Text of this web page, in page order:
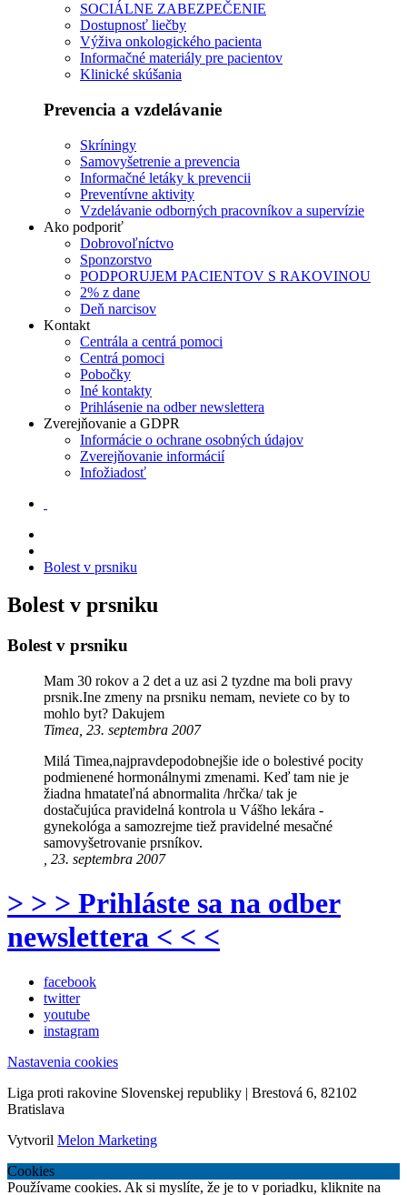
SOCIÁLNE ZABEZPEČENIE
Dostupnosť liečby
Výživa onkologického pacienta
Informačné materiály pre pacientov
Klinické skúšania
Prevencia a vzdelávanie
Skríningy
Samovyšetrenie a prevencia
Informačné letáky k prevencii
Preventívne aktivity
Vzdelávanie odborných pracovníkov a supervízie
Ako podporiť
Dobrovoľníctvo
Sponzorstvo
PODPORUJEM PACIENTOV S RAKOVINOU
2% z dane
Deň narcisov
Kontakt
Centrála a centrá pomoci
Centrá pomoci
Pobočky
Iné kontakty
Prihlásenie na odber newslettera
Zverejňovanie a GDPR
Informácie o ochrane osobných údajov
Zverejňovanie informácií
Infožiadosť
Bolest v prsniku
Bolest v prsniku
Bolest v prsniku
Mam 30 rokov a 2 det a uz asi 2 tyzdne ma boli pravy
prsnik.Ine zmeny na prsniku nemam, neviete co by to
mohlo byt? Dakujem
Timea, 23. septembra 2007
Milá Timea,najpravdepodobnejšie ide o bolestivé pocity
podmienené hormonálnymi zmenami. Keď tam nie je
žiadna hmatateľná abnormalita /hrčka/ tak je
dostačujúca pravidelná kontrola u Vášho lekára -
gynekológa a samozrejme tiež pravidelné mesačné
samovyšetrovanie prsníkov.
, 23. septembra 2007
> > > Prihláste sa na odber
newslettera < < <
facebook
twitter
youtube
instagram
Nastavenia cookies
Liga proti rakovine Slovenskej republiky | Brestová 6, 82102
Bratislava
Vytvoril Melon Marketing
Cookies
Používame cookies. Ak si myslíte, že je to v poriadku, kliknite na